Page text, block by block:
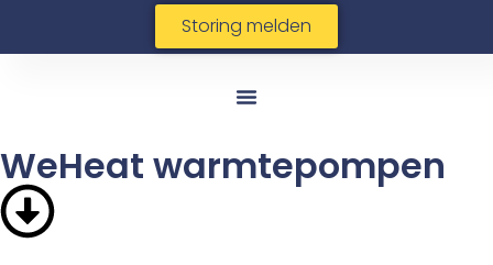
Storing melden
WeHeat warmtepompen